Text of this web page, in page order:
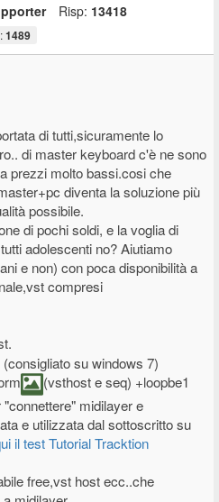
Risp: 13418
1489
di tutti,sicuramente lo
di master keyboard c'è ne sono
prezzi molto bassi.cosi che
diventa la soluzione più
possibile.
di pochi soldi, e la voglia di
adolescenti no? Aiutiamo
e non) con poca disponibilità a
compresi
su windows 7)
(vsthost e seq) +loopbe1
midilayer e
e utilizzata dal sottoscritto su
il testTutorial Tracktion
free,vst host ecc..che